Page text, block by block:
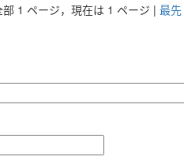
部 1 ページ，現在は 1 ページ |最先